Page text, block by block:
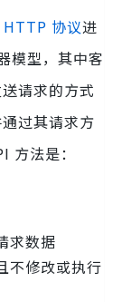
HTTP 协议进
模型，其中客
请求的方式
过其请求方
方法是：
求数据
不修改或执行